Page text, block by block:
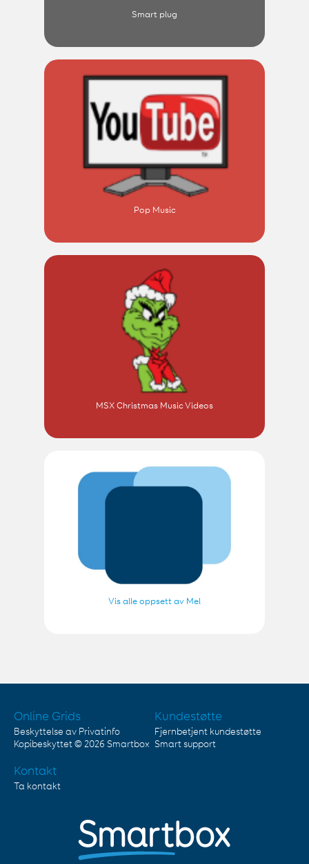
Smart plug
Pop Music
MSX Christmas Music Videos
Vis alle oppsett av Mel
Online Grids
Beskyttelse av Privatinfo
Kopibeskyttet © 2026 Smartbox
Kundestøtte
Fjernbetjent kundestøtte
Smart support
Kontakt
Ta kontakt